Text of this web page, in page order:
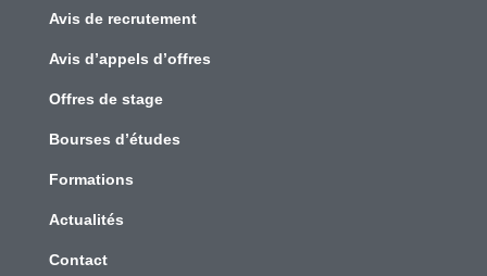
Avis de recrutement
Avis d’appels d’offres
Offres de stage
Bourses d’études
Formations
Actualités
Contact